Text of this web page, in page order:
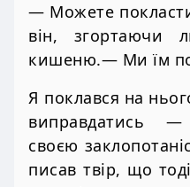
— Можете
він, згортаючи
кишеню.— Ми їм
Я поклався на
виправдатись
своєю
писав твір, що